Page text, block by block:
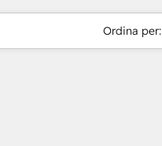
Ordina per: